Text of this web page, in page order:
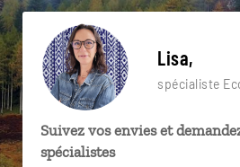
Lisa,
spécialiste
Suivez vos envies et
spécialistes